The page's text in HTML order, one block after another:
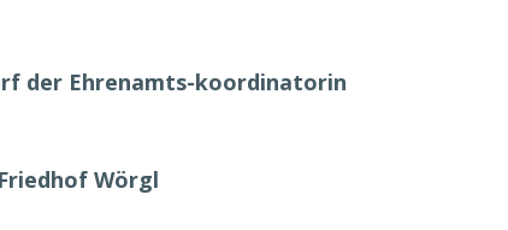
der Ehrenamts-koordinatorin
Wörgl